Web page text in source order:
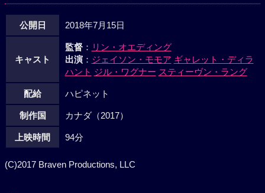
公開日 2018年7月15日
キャスト
監督： リン・オエディング
出演： ジェイソン・モモア ギャレット・ディラ
ハント ジル・ワグナー スティーヴン・ラング
配給 ハピネット
制作国 カナダ（2017）
上映時間 94分
(C)2017 Braven Productions, LLC